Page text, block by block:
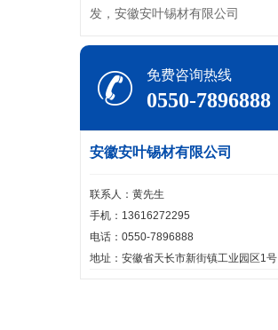
发，安徽安叶锡材有限公司
免费咨询热线
0550-7896888
安徽安叶锡材有限公司
联系人：黄先生
手机：13616272295
电话：0550-7896888
地址：安徽省天长市新街镇工业园区1号